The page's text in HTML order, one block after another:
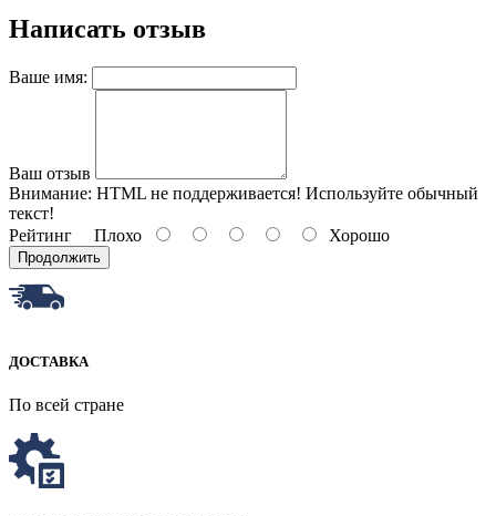
Написать отзыв
Ваше имя:
Ваш отзыв
Внимание: HTML не поддерживается! Используйте обычный
текст!
Рейтинг Плохо Хорошо
Продолжить
ДОСТАВКА
По всей стране